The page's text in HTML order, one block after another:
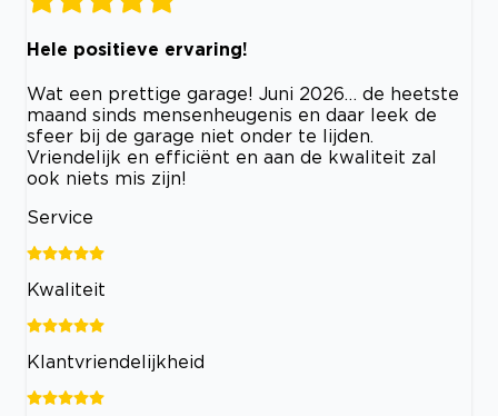
Hele positieve ervaring!
Wat een prettige garage! Juni 2026… de heetste
maand sinds mensenheugenis en daar leek de
sfeer bij de garage niet onder te lijden.
Vriendelijk en efficiënt en aan de kwaliteit zal
ook niets mis zijn!
Service
Kwaliteit
Klantvriendelijkheid